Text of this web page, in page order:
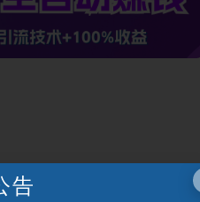
短视频，帮助你通过剪辑建立新
告